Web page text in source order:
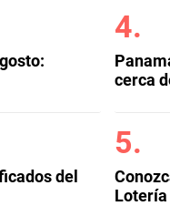
del
cerca
Lotería